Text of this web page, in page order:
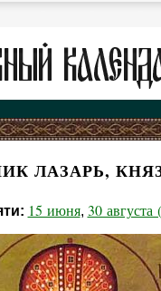
ЛАЗАРЬ,
15 июня, 30 августа